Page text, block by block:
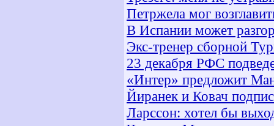
Петржела мог
В Испании может
Экс-тренер сборной
23 декабря РФС
«Интер» предложит
Йиранек и Ковач
Ларссон: хотел бы